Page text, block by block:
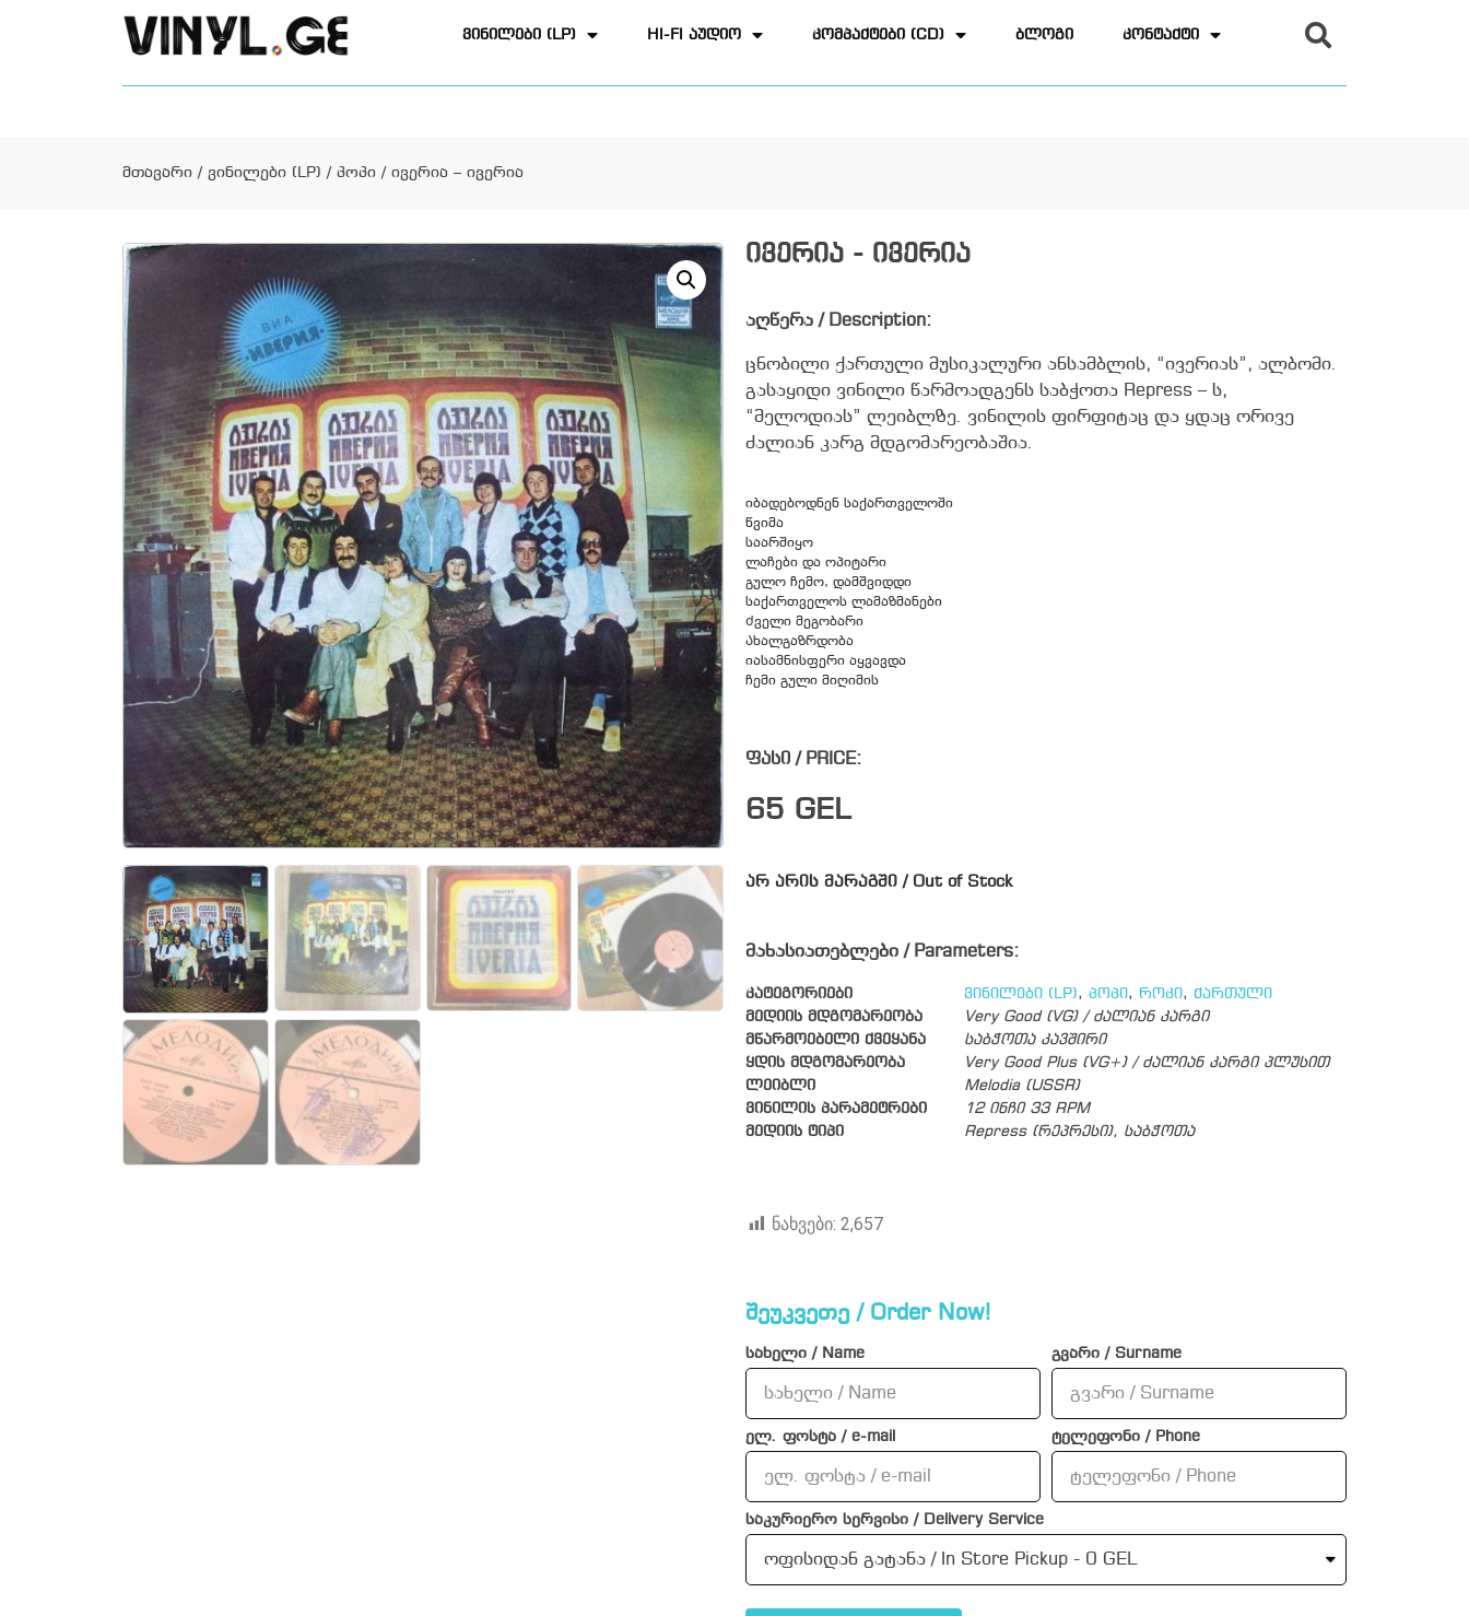
ვინილები (LP) HI-FI აუდიო კომპაქტები (CD) ბლოგი კონტაქტი
მთავარი / ვინილები (LP) / პოპი / ივერია – ივერია
ივერია - ივერია
აღწერა / Description:
ცნობილი ქართული მუსიკალური ანსამბლის, “ივერიას”, ალბომი.
გასაყიდი ვინილი წარმოადგენს საბჭოთა Repress – ს,
“მელოდიას” ლეიბლზე. ვინილის ფირფიტაც და ყდაც ორივე
ძალიან კარგ მდგომარეობაშია.
იბადებოდნენ საქართველოში
წვიმა
საარშიყო
ლაჩები და ოპიტარი
გულო ჩემო, დამშვიდდი
საქართველოს ლამაზმანები
Ძველი მეგობარი
Ახალგაზრდობა
იასამნისფერი აყვავდა
ჩემი გული მიღიმის
ფასი / PRICE:
65 GEL
არ არის მარაგში / Out of Stock
მახასიათებლები / Parameters:
კატეგორიები ვინილები (LP), პოპი, როკი, ქართული
მედიის მდგომარეობა
Very Good (VG) / ძალიან კარგი
მწარმოებელი ქვეყანა
საბჭოთა კავშირი
ყდის მდგომარეობა
Very Good Plus (VG+) / ძალიან კარგი პლუსით
ლეიბლი
Melodia (USSR)
ვინილის პარამეტრები
12 ინჩი 33 RPM
მედიის ტიპი
Repress (რეპრესი), საბჭოთა
ნახვები: 2,657
შეუკვეთე / Order Now!
სახელი / Name გვარი / Surname
ელ. ფოსტა / e-mail ტელეფონი / Phone
საკურიერო სერვისი / Delivery Service